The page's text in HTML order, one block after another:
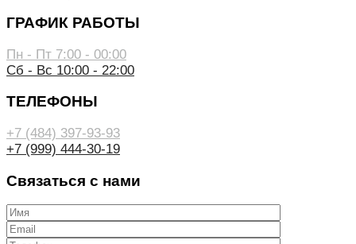
ГРАФИК РАБОТЫ
Пн - Пт 7:00 - 00:00
Сб - Вс 10:00 - 22:00
ТЕЛЕФОНЫ
+7 (484) 397-93-93
+7 (999) 444-30-19
Связаться с нами